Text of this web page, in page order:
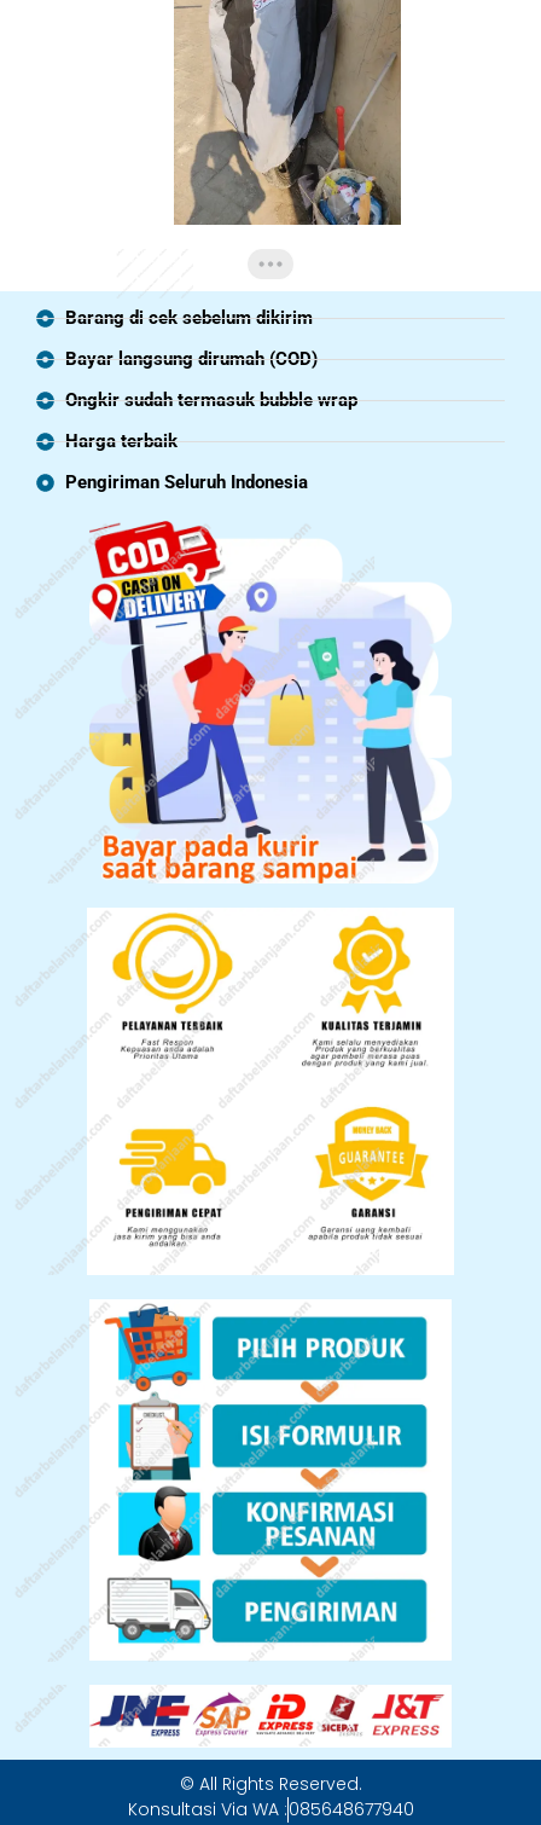
Barang di cek sebelum dikirim
Bayar langsung dirumah (COD)
Ongkir sudah termasuk bubble wrap
Harga terbaik
Pengiriman Seluruh Indonesia
© All Rights Reserved.
Konsultasi Via WA :085648677940